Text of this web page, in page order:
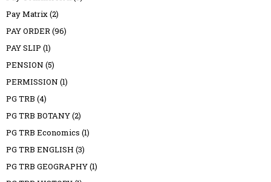
Pay Matrix(2)
PAY ORDER(96)
PAY SLIP (1)
PENSION (5)
PERMISSION (1)
PG TRB (4)
PG TRB BOTANY(2)
PG TRB Economics (1)
PG TRB ENGLISH (3)
PG TRB GEOGRAPHY(1)